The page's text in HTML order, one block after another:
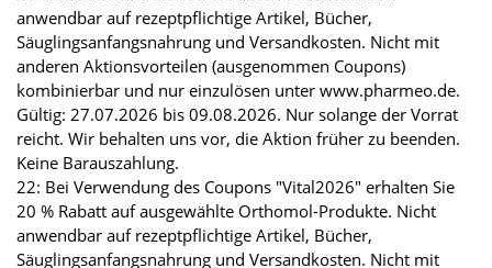
anwendbar auf rezeptpflichtige Artikel, Bücher,
Säuglingsanfangsnahrung und Versandkosten. Nicht mit
anderen Aktionsvorteilen (ausgenommen Coupons)
kombinierbar und nur einzulösen unter www.pharmeo.de.
Gültig: 27.07.2026 bis 09.08.2026. Nur solange der Vorrat
reicht. Wir behalten uns vor, die Aktion früher zu beenden.
Keine Barauszahlung.
22: Bei Verwendung des Coupons "Vital2026" erhalten Sie
20 % Rabatt auf ausgewählte Orthomol-Produkte. Nicht
anwendbar auf rezeptpflichtige Artikel, Bücher,
Säuglingsanfangsnahrung und Versandkosten. Nicht mit